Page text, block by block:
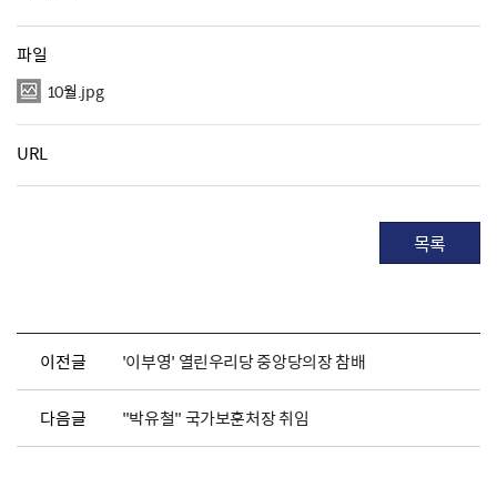
파일
10월.jpg
URL
목록
이전글 '이부영' 열린우리당 중앙당의장 참배
다음글 "박유철" 국가보훈처장 취임